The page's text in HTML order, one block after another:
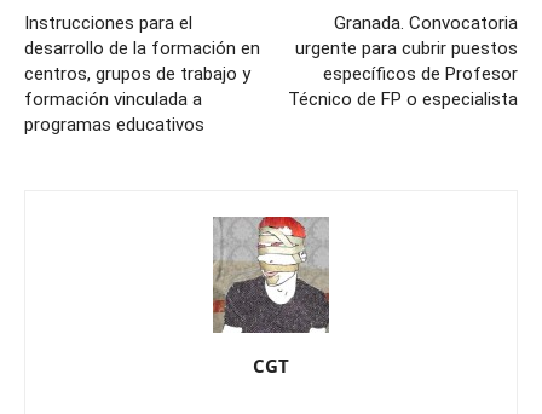
Instrucciones para el
desarrollo de la formación en
centros, grupos de trabajo y
formación vinculada a
programas educativos
Granada. Convocatoria
urgente para cubrir puestos
específicos de Profesor
Técnico de FP o especialista
CGT